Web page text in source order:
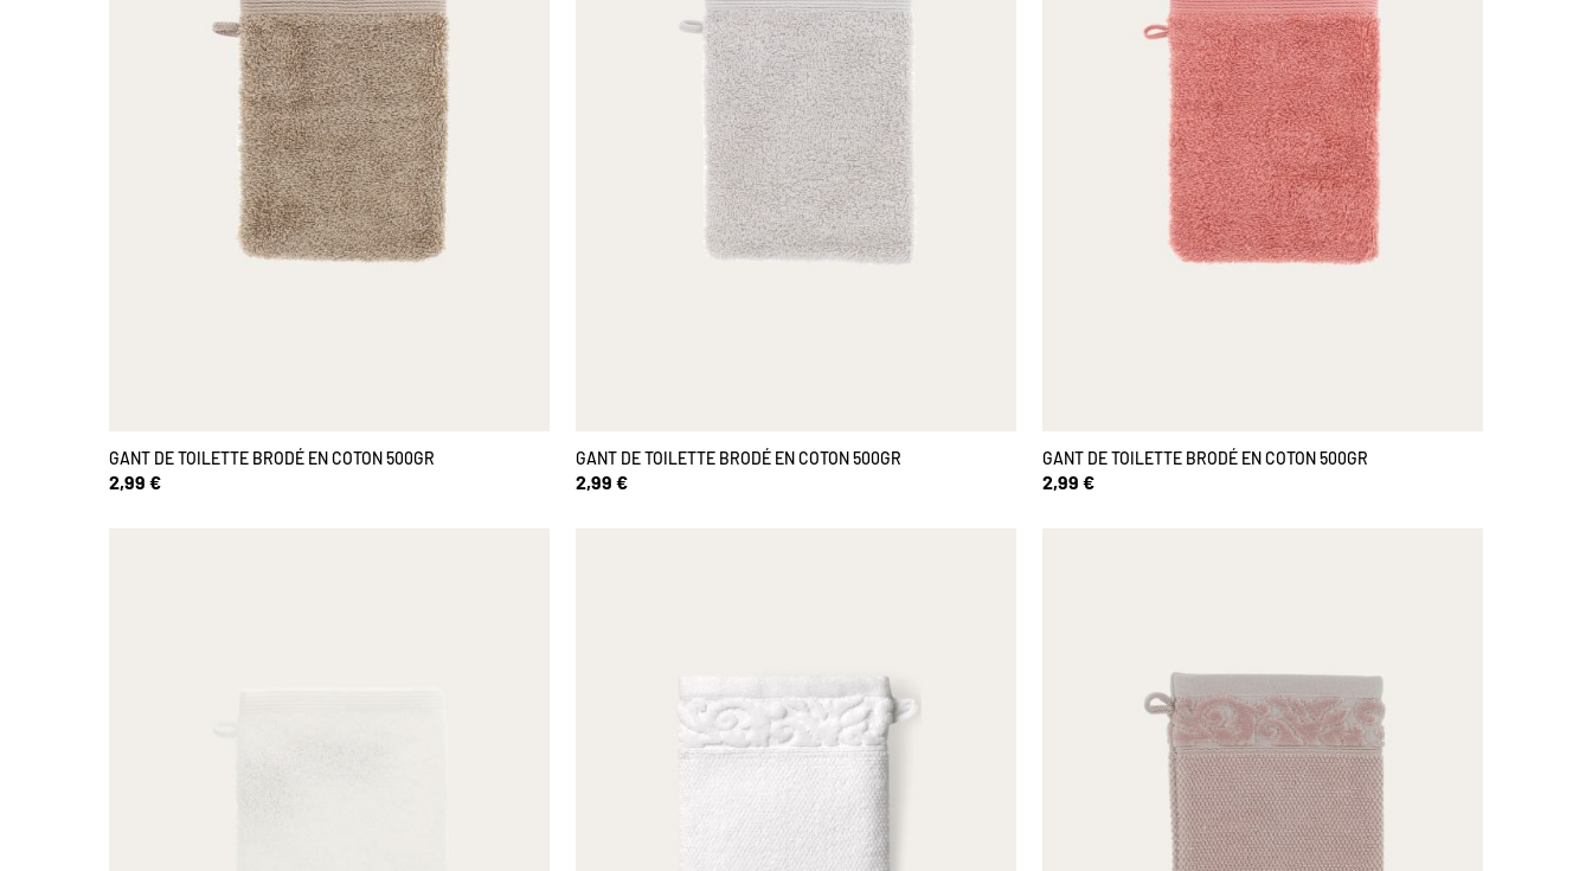
GANT DE TOILETTE BRODÉ EN COTON 500GR
2,99 €
GANT DE TOILETTE BRODÉ EN COTON 500GR
2,99 €
GANT DE TOILETTE BRODÉ EN COTON 500GR
2,99 €